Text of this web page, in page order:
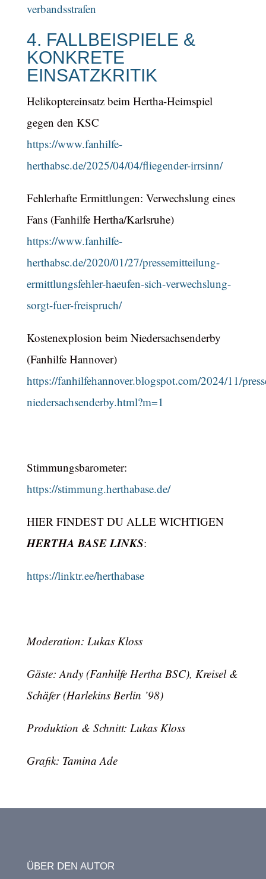
verbandsstrafen
4. FALLBEISPIELE &
KONKRETE
EINSATZKRITIK
Helikoptereinsatz beim Hertha-Heimspiel
gegen den KSC
https://www.fanhilfe-
herthabsc.de/2025/04/04/fliegender-irrsinn/
Fehlerhafte Ermittlungen: Verwechslung eines
Fans (Fanhilfe Hertha/Karlsruhe)
https://www.fanhilfe-
herthabsc.de/2020/01/27/pressemitteilung-
ermittlungsfehler-haeufen-sich-verwechslung-
sorgt-fuer-freispruch/
Kostenexplosion beim Niedersachsenderby
(Fanhilfe Hannover)
https://fanhilfehannover.blogspot.com/2024/11/
niedersachsenderby.html?m=1
Stimmungsbarometer:
https://stimmung.herthabase.de/
HIER FINDEST DU ALLE WICHTIGEN
HERTHA BASE LINKS:
https://linktr.ee/herthabase
Moderation: Lukas Kloss
Gäste: Andy (Fanhilfe Hertha BSC), Kreisel &
Schäfer (Harlekins Berlin ’98)
Produktion & Schnitt: Lukas Kloss
Grafik: Tamina Ade
ÜBER DEN AUTOR